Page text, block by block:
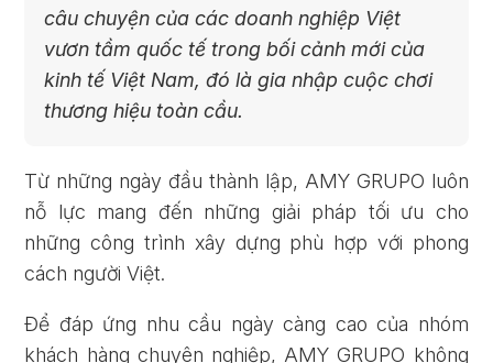
câu chuyện của các doanh nghiệp Việt
vươn tầm quốc tế trong bối cảnh mới của
kinh tế Việt Nam, đó là gia nhập cuộc chơi
thương hiệu toàn cầu.
Từ những ngày đầu thành lập, AMY GRUPO luôn
nỗ lực mang đến những giải pháp tối ưu cho
những công trình xây dựng phù hợp với phong
cách người Việt.
Để đáp ứng nhu cầu ngày càng cao của nhóm
khách hàng chuyên nghiệp, AMY GRUPO không